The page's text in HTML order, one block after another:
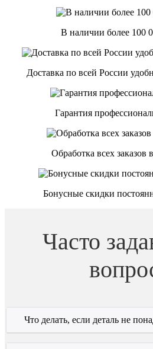
В наличии более 100
Доставка по всей России
Гарантия
Обработка всех заказов
Бонусные скидки
Часто
Что делать, если деталь не